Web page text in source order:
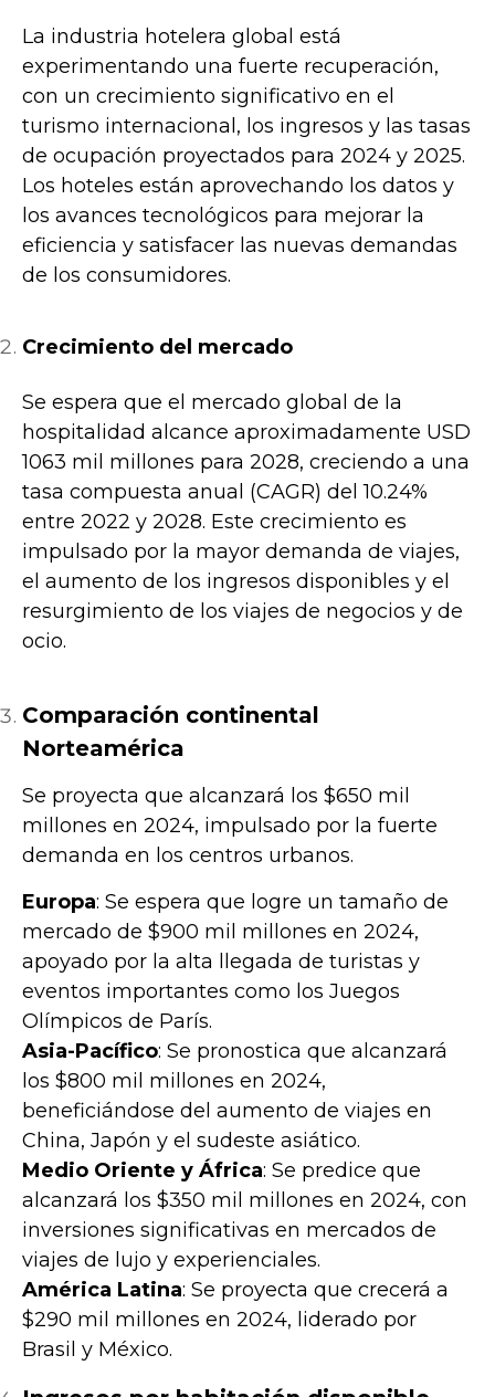
La industria hotelera global está
experimentando una fuerte recuperación,
con un crecimiento significativo en el
turismo internacional, los ingresos y las tasas
de ocupación proyectados para 2024 y 2025.
Los hoteles están aprovechando los datos y
los avances tecnológicos para mejorar la
eficiencia y satisfacer las nuevas demandas
de los consumidores.
Crecimiento del mercado
Se espera que el mercado global de la
hospitalidad alcance aproximadamente USD
1063 mil millones para 2028, creciendo a una
tasa compuesta anual (CAGR) del 10.24%
entre 2022 y 2028. Este crecimiento es
impulsado por la mayor demanda de viajes,
el aumento de los ingresos disponibles y el
resurgimiento de los viajes de negocios y de
ocio.
Comparación continental
Norteamérica
Se proyecta que alcanzará los $650 mil
millones en 2024, impulsado por la fuerte
demanda en los centros urbanos.
Europa: Se espera que logre un tamaño de
mercado de $900 mil millones en 2024,
apoyado por la alta llegada de turistas y
eventos importantes como los Juegos
Olímpicos de París.
Asia-Pacífico: Se pronostica que alcanzará
los $800 mil millones en 2024,
beneficiándose del aumento de viajes en
China, Japón y el sudeste asiático.
Medio Oriente y África: Se predice que
alcanzará los $350 mil millones en 2024, con
inversiones significativas en mercados de
viajes de lujo y experienciales.
América Latina: Se proyecta que crecerá a
$290 mil millones en 2024, liderado por
Brasil y México.